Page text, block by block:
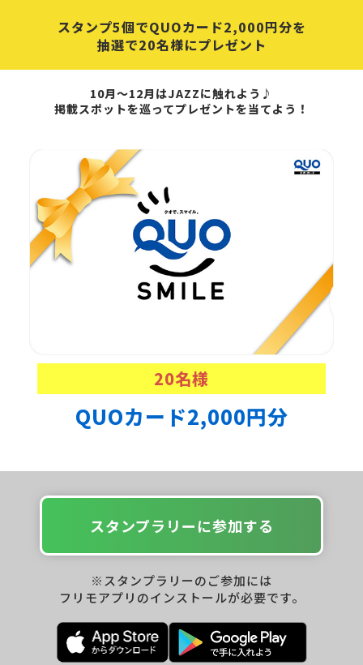
スタンプ5個でQUOカード2,000円分を
抽選で20名様にプレゼント
10月～12月はJAZZに触れよう♪
掲載スポットを巡ってプレゼントを当てよう！
20名様
QUOカード2,000円分
スタンプラリーに参加する
※スタンプラリーのご参加には
フリモアプリのインストールが必要です。